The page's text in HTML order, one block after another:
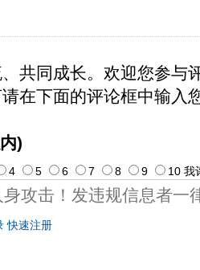
共同成长。欢迎您参与
在下面的评论框中输入
)
快速注册
4 5 6 7 8 9 10 我